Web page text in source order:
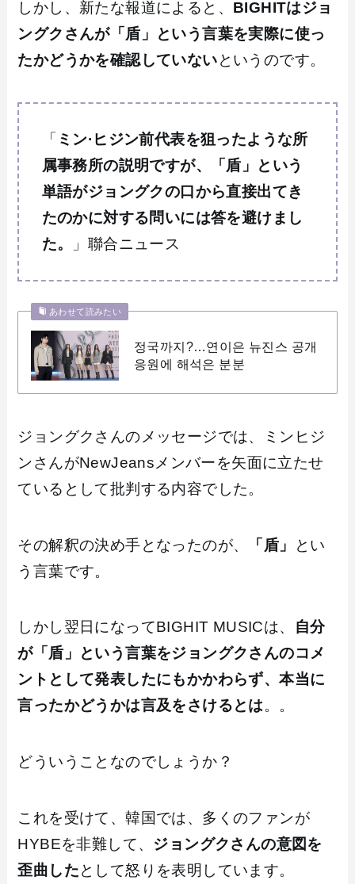
しかし、新たな報道によると、 BIGHITはジョ
ングクさんが「盾」という言葉を実際に使っ
たかどうかを確認していないというのです。
「 ミン·ヒジン前代表を狙ったような所
属事務所の説明ですが、「盾」という
単語がジョングクの口から直接出てき
たのかに対する問いには答を避けまし
た。
」聯合ニュース
あわせて読みたい
정국까지?…연이은 뉴진스 공개
응원에 해석은 분분
ジョングクさんのメッセージでは、ミンヒジ
ンさんがNewJeansメンバーを矢面に立たせ
ているとして批判する内容でした。
その解釈の決め手となったのが、 「盾」
とい
う言葉です。
しかし翌日になってBIGHIT MUSICは、
自分
が「盾」という言葉をジョングクさんのコメ
ントとして発表したにもかかわらず、本当に
言ったかどうかは言及をさけるとは。。
どういうことなのでしょうか？
これを受けて、韓国では、多くのファンが
HYBEを非難して、 ジョングクさんの意図を
歪曲したとして怒りを表明しています。